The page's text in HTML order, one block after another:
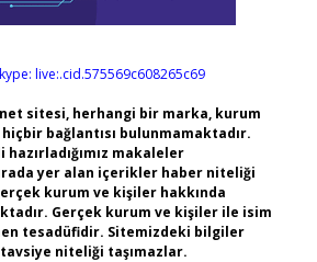
live:.cid.575569c608265c69
sitesi, herhangi bir marka, kurum
bağlantısı bulunmamaktadır.
makaleler
yer alan içerikler haber niteliği
kurum ve kişiler hakkında
Gerçek kurum ve kişiler ile isim
tesadüfidir. Sitemizdeki bilgiler
niteliği taşımazlar.